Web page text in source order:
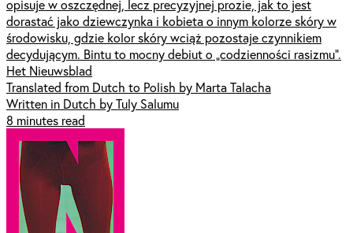
opisuje w oszczędnej, lecz precyzyjnej prozie, jak to jest
dorastać jako dziewczynka i kobieta o innym kolorze skóry w
środowisku, gdzie kolor skóry wciąż pozostaje czynnikiem
decydującym. Bintu to mocny debiut o „codzienności rasizmu”.
Het Nieuwsblad
Translated from Dutch to Polish by Marta Talacha
Written in Dutch by Tuly Salumu
8 minutes read